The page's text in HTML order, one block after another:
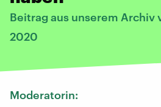
Beitrag aus unserem Archiv
2020
Moderatorin: